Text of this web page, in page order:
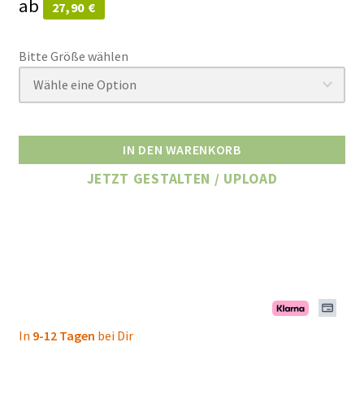
ab 27,90 €
JETZT GESTALTEN / UPLOAD
IN DEN WARENKORB